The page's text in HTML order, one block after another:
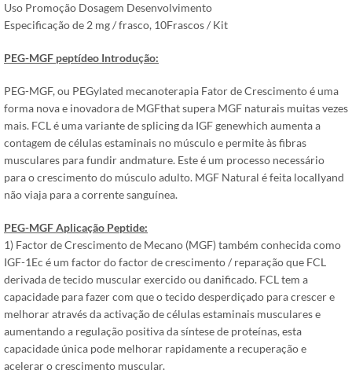
Uso Promoção Dosagem Desenvolvimento
Especificação de 2 mg / frasco, 10Frascos / Kit
PEG-MGF peptídeo Introdução:
PEG-MGF, ou PEGylated mecanoterapia Fator de Crescimento é uma
forma nova e inovadora de MGFthat supera MGF naturais muitas vezes
mais. FCL é uma variante de splicing da IGF genewhich aumenta a
contagem de células estaminais no músculo e permite às fibras
musculares para fundir andmature. Este é um processo necessário
para o crescimento do músculo adulto. MGF Natural é feita locallyand
não viaja para a corrente sanguínea.
PEG-MGF Aplicação Peptide:
1) Factor de Crescimento de Mecano (MGF) também conhecida como
IGF-1Ec é um factor do factor de crescimento / reparação que FCL
derivada de tecido muscular exercido ou danificado. FCL tem a
capacidade para fazer com que o tecido desperdiçado para crescer e
melhorar através da activação de células estaminais musculares e
aumentando a regulação positiva da síntese de proteínas, esta
capacidade única pode melhorar rapidamente a recuperação e
acelerar o crescimento muscular.